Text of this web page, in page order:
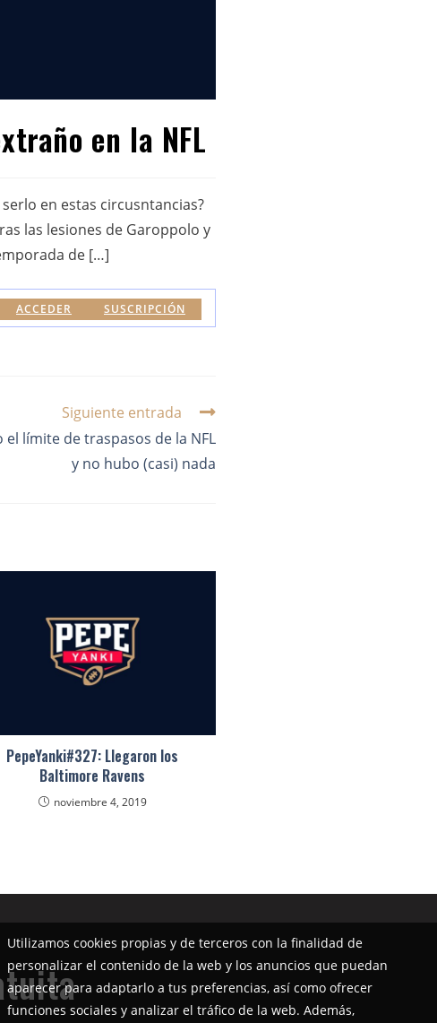
en la NFL
en estas circusntancias?
las lesiones de Garoppolo y
de […]
SUSCRIPCIÓN
ACCEDER
Siguiente entrada
el límite de traspasos de la NFL
y no hubo (casi) nada
PepeYanki#327: Llegaron los
Baltimore Ravens
noviembre 4, 2019
Utilizamos cookies propias y de terceros con la finalidad de
personalizar el contenido de la web y los anuncios que puedan
aparecer para adaptarlo a tus preferencias, así como ofrecer
funciones sociales y analizar el tráfico de la web. Además,